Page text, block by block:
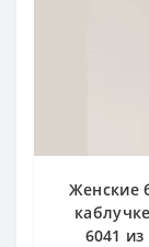
Женские
6041